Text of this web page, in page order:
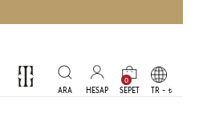
0
TR - t